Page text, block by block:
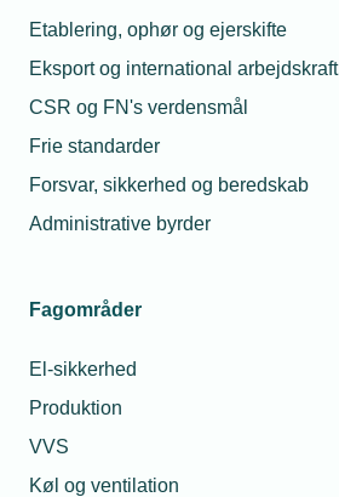
Etablering, ophør og ejerskifte
Eksport og international arbejdskraft
CSR og FN's verdensmål
Frie standarder
Forsvar, sikkerhed og beredskab
Administrative byrder
Fagområder
El-sikkerhed
Produktion
VVS
Køl og ventilation